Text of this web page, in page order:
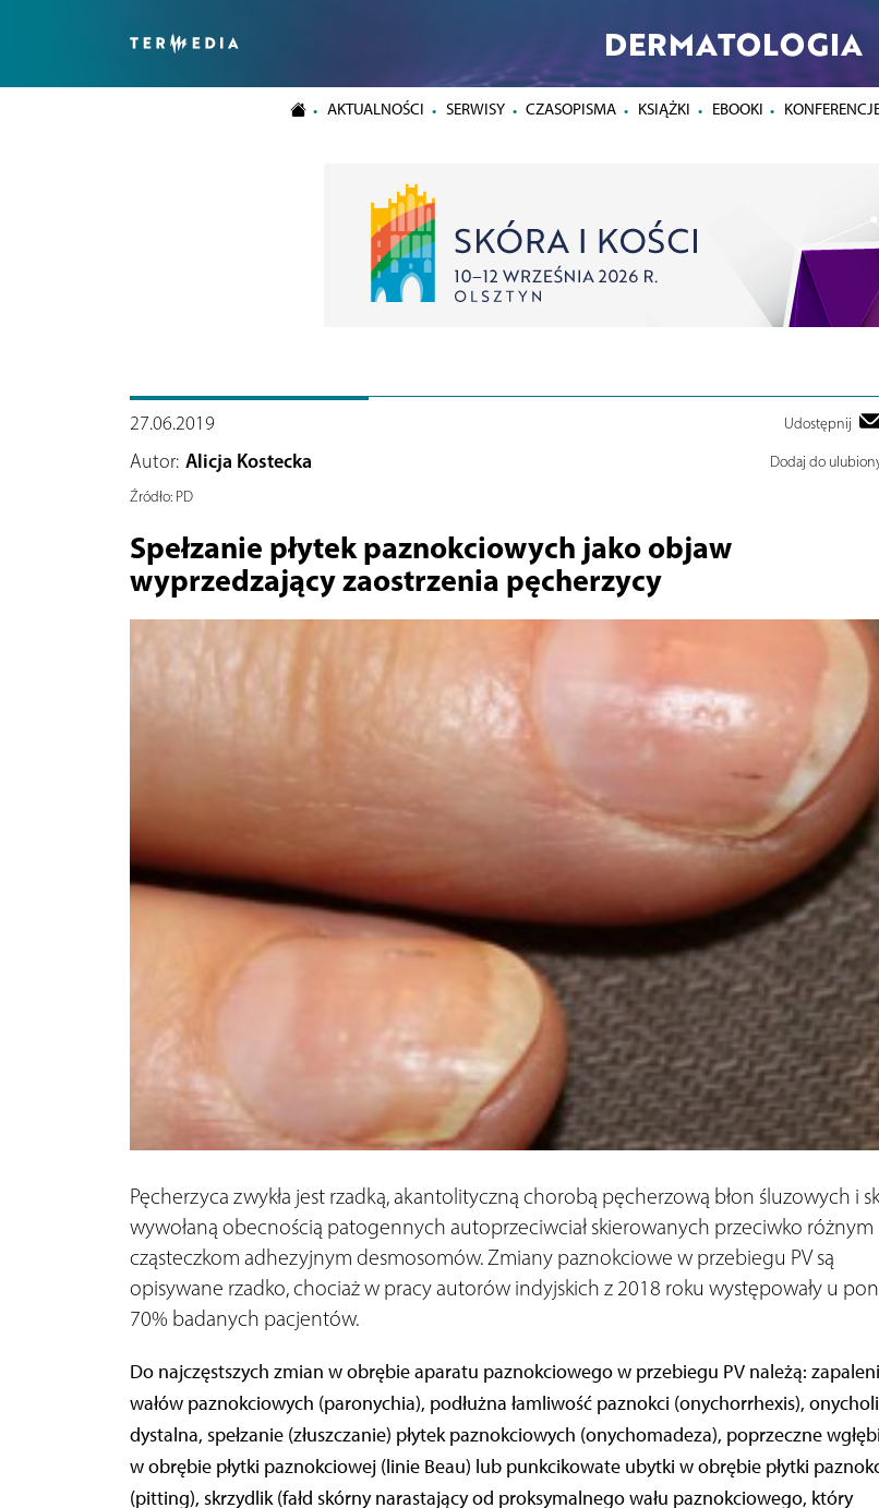
DERMATOLOGIA
AKTUALNOŚCI SERWISY CZASOPISMA KSIĄŻKI EBOOKI
27.06.2019 Udostępnij
Autor: Alicja Kostecka
Dodaj do
Źródło:PD
Spełzanie płytek paznokciowych jako objaw
wyprzedzający zaostrzenia pęcherzycy
Pęcherzyca zwykła jest rzadką, akantolityczną chorobą pęcherzową błon śluzowych i
wywołaną obecnością patogennych autoprzeciwciał skierowanych przeciwko różnym
cząsteczkom adhezyjnym desmosomów. Zmiany paznokciowe w przebiegu PV są
opisywane rzadko, chociaż w pracy autorów indyjskich z 2018 roku występowały u
70% badanych pacjentów.
Do najczęstszych zmian w obrębie aparatu paznokciowego w przebiegu PV należą:
wałów paznokciowych (paronychia), podłużna łamliwość paznokci (onychorrhexis),
dystalna, spełzanie (złuszczanie) płytek paznokciowych (onychomadeza), poprzeczne
w obrębie płytki paznokciowej (linie Beau) lub punkcikowate ubytki w obrębie płytki
(pitting), skrzydlik (fałd skórny narastający od proksymalnego wału paznokciowego, który